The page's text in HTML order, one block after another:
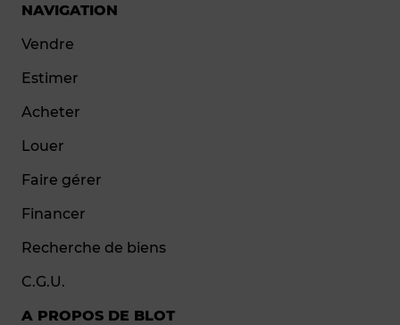
NAVIGATION
Vendre
Estimer
Acheter
Louer
Faire gérer
Financer
Recherche de biens
C.G.U.
A PROPOS DE BLOT